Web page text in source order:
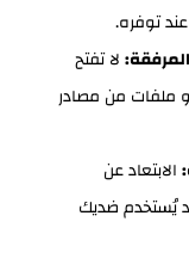
لا تفتح
ملفات من مصادر
الابتعاد عن
يُستخدم ضديك